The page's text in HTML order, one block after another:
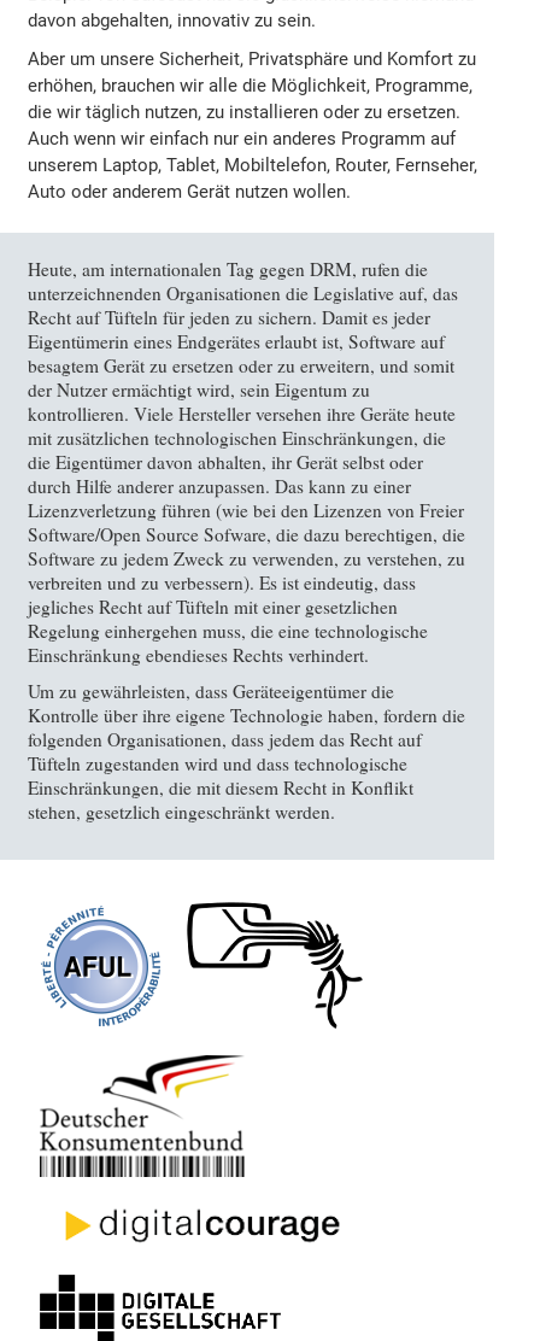
davon abgehalten, innovativ zu sein.
Aber um unsere Sicherheit, Privatsphäre und Komfort zu
erhöhen, brauchen wir alle die Möglichkeit, Programme,
die wir täglich nutzen, zu installieren oder zu ersetzen.
Auch wenn wir einfach nur ein anderes Programm auf
unserem Laptop, Tablet, Mobiltelefon, Router, Fernseher,
Auto oder anderem Gerät nutzen wollen.
Heute, am internationalen Tag gegen DRM, rufen die
unterzeichnenden Organisationen die Legislative auf, das
Recht auf Tüfteln für jeden zu sichern. Damit es jeder
Eigentümerin eines Endgerätes erlaubt ist, Software auf
besagtem Gerät zu ersetzen oder zu erweitern, und somit
der Nutzer ermächtigt wird, sein Eigentum zu
kontrollieren. Viele Hersteller versehen ihre Geräte heute
mit zusätzlichen technologischen Einschränkungen, die
die Eigentümer davon abhalten, ihr Gerät selbst oder
durch Hilfe anderer anzupassen. Das kann zu einer
Lizenzverletzung führen (wie bei den Lizenzen von Freier
Software/Open Source Sofware, die dazu berechtigen, die
Software zu jedem Zweck zu verwenden, zu verstehen, zu
verbreiten und zu verbessern). Es ist eindeutig, dass
jegliches Recht auf Tüfteln mit einer gesetzlichen
Regelung einhergehen muss, die eine technologische
Einschränkung ebendieses Rechts verhindert.
Um zu gewährleisten, dass Geräteeigentümer die
Kontrolle über ihre eigene Technologie haben, fordern die
folgenden Organisationen, dass jedem das Recht auf
Tüfteln zugestanden wird und dass technologische
Einschränkungen, die mit diesem Recht in Konflikt
stehen, gesetzlich eingeschränkt werden.